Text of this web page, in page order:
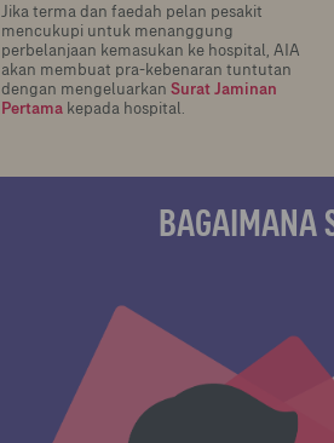
Jika terma dan faedah pelan pesakit
mencukupi untuk menanggung
perbelanjaan kemasukan ke hospital, AIA
akan membuat pra-kebenaran tuntutan
dengan mengeluarkan Surat Jaminan
Pertama kepada hospital.
BAGAIMANA